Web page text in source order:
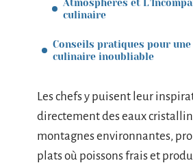
Atmosphères et
culinaire
Conseils pratiques pour une
culinaire inoubliable
Les chefs y puisent leur
directement des eaux
montagnes environnantes,
plats où poissons frais et